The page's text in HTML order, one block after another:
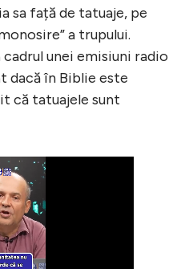
sa față de tatuaje, pe
a trupului.
unei emisiuni radio
dacă în Biblie este
că tatuajele sunt